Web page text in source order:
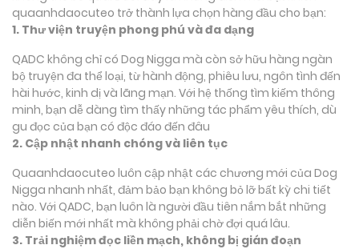
quaanhdaocuteo trở thành lựa chọn hàng đầu cho bạn:
1. Thư viện truyện phong phú và đa dạng
QADC không chỉ có Dog Nigga mà còn sở hữu hàng ngàn
bộ truyện đa thể loại, từ hành động, phiêu lưu, ngôn tình đến
hài hước, kinh dị và lãng mạn. Với hệ thống tìm kiếm thông
minh, bạn dễ dàng tìm thấy những tác phẩm yêu thích, dù
gu đọc của bạn có độc đáo đến đâu
2. Cập nhật nhanh chóng và liên tục
Quaanhdaocuteo luôn cập nhật các chương mới của Dog
Nigga nhanh nhất, đảm bảo bạn không bỏ lỡ bất kỳ chi tiết
nào. Với QADC, bạn luôn là người đầu tiên nắm bắt những
diễn biến mới nhất mà không phải chờ đợi quá lâu.
3. Trải nghiệm đọc liền mạch, không bị gián đoạn